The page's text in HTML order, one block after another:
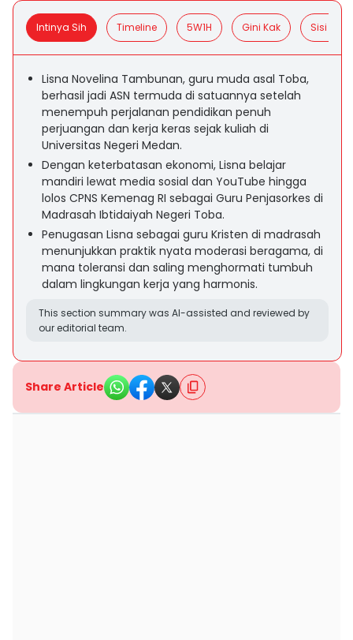
Intinya Sih Timeline 5W1H Gini Kak Sisi
Lisna Novelina Tambunan, guru muda asal Toba,
berhasil jadi ASN termuda di satuannya setelah
menempuh perjalanan pendidikan penuh
perjuangan dan kerja keras sejak kuliah di
Universitas Negeri Medan.
Dengan keterbatasan ekonomi, Lisna belajar
mandiri lewat media sosial dan YouTube hingga
lolos CPNS Kemenag RI sebagai Guru Penjasorkes di
Madrasah Ibtidaiyah Negeri Toba.
Penugasan Lisna sebagai guru Kristen di madrasah
menunjukkan praktik nyata moderasi beragama, di
mana toleransi dan saling menghormati tumbuh
dalam lingkungan kerja yang harmonis.
This section summary was AI-assisted and reviewed by
our editorial team.
Share Article